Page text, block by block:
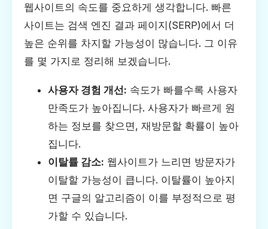
웹사이트의 속도를 중요하게 생각합니다. 빠른
사이트는 검색 엔진 결과 페이지(SERP)에서 더
높은 순위를 차지할 가능성이 많습니다. 그 이유
를 몇 가지로 정리해 보겠습니다.
사용자 경험 개선: 속도가 빠를수록 사용자
만족도가 높아집니다. 사용자가 빠르게 원
하는 정보를 찾으면, 재방문할 확률이 높아
집니다.
이탈률 감소: 웹사이트가 느리면 방문자가
이탈할 가능성이 큽니다. 이탈률이 높아지
면 구글의 알고리즘이 이를 부정적으로 평
가할 수 있습니다.